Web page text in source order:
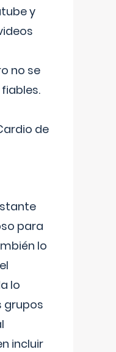
y
no se
de
para
lo
lo
grupos
incluir